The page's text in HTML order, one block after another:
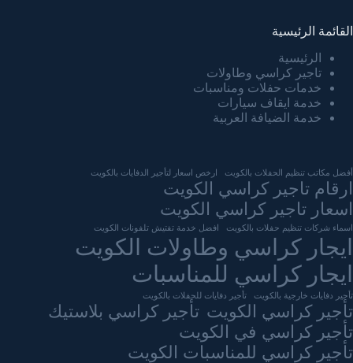
القائمة الرئيسية
الرئيسية
تاجير كراسي وطاولات
خدمات حفلات ومناسبات
خدمة ايقاف سيارات
خدمة الضيافة العربية
أفضل مكاتب تنظيم الحفلات بالكويت ارخص اسعار لتأجير الدفايات بالكويت
ارقام تاجير كراسي الكويت
اسعار تاجير كراسي الكويت
اسماء شركات تنظيم حفلات بالكويت افضل خدمة تفتيش تلفونات الكويت
ايجار كراسي وطاولات الكويت
ايجار كراسي للمناسبات
تأجير دفايات خارجية بالكويت تأجير دفايات للحفلات بالكويت
تأجير كراسي الكويت تأجير كراسي بلاستيك
تأجير كراسي في الكويت
تأجير كراسي للمناسبات الكويت